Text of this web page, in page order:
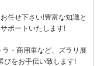
任せ下さい!豊富な知識と
ポートいたします!
・商用車など、ズラリ展
びをお手伝い致します!